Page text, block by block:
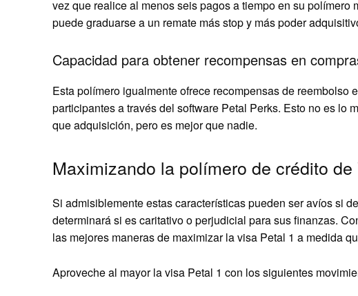
vez que realice al menos seis pagos a tiempo en su
puede graduarse a un remate más stop y más poder
Capacidad para obtener recompensas en
Esta polímero igualmente ofrece recompensas de reembolso
participantes a través del software Petal Perks. Esto no es lo
que adquisición, pero es mejor que nadie.
Maximizando la polímero de crédito
Si admisiblemente estas características pueden ser avíos si
determinará si es caritativo o perjudicial para sus finanzas.
las mejores maneras de maximizar la visa Petal 1 a medida
Aproveche al mayor la visa Petal 1 con los siguientes